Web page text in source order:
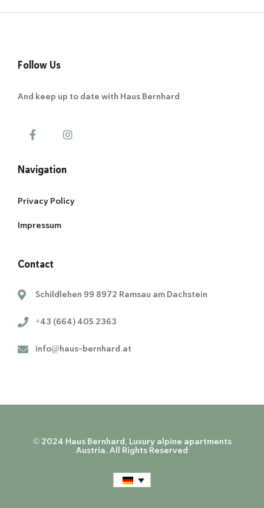
Follow Us
And keep up to date with Haus Bernhard
Navigation
Privacy Policy
Impressum
Contact
Schildlehen 99 8972 Ramsau am Dachstein
+43 (664) 405 2363
info@haus-bernhard.at
© 2024 Haus Bernhard, Luxury alpine apartments
Austria. All Rights Reserved